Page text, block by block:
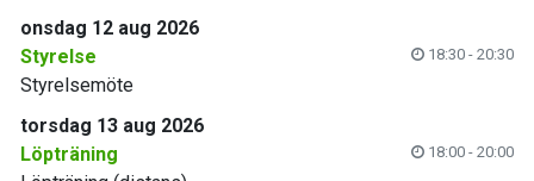
onsdag 12 aug 2026
Styrelse
18:30 - 20:30
Styrelsemöte
torsdag 13 aug 2026
Löpträning
18:00 - 20:00